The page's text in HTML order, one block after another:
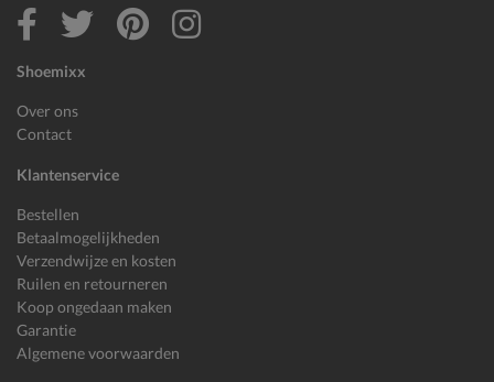
Shoemixx
Over ons
Contact
Klantenservice
Bestellen
Betaalmogelijkheden
Verzendwijze en kosten
Ruilen en retourneren
Koop ongedaan maken
Garantie
Algemene voorwaarden